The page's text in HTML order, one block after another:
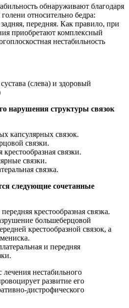
обнаруживают благодаря
относительно бедра:
передняя. Как правило, при
приобретают комплексный
нестабильность
(слева) и здоровый
нарушения структуры связок
капсулярных связок.
связки.
крестообразная связки.
связки.
связка.
следующие сочетанные
крестообразная связка.
большеберцовой
крестообразной связок, а
и передняя
нестабильного
развитие его
дистрофического